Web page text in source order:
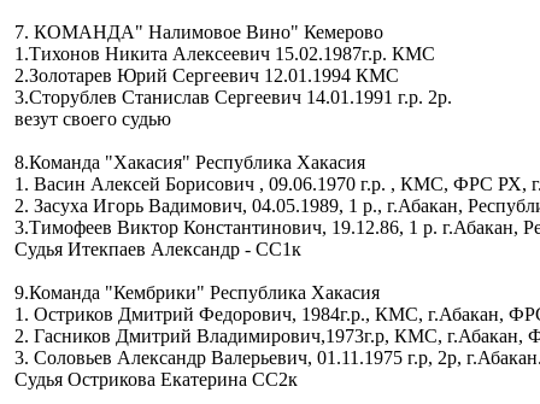
7. КОМАНДА" Налимовое Вино" Кемерово
1.Тихонов Никита Алексеевич 15.02.1987г.р. КМС
2.Золотарев Юрий Сергеевич 12.01.1994 КМС
3.Сторублев Станислав Сергеевич 14.01.1991 г.р. 2р.
везут своего судью
8.Команда "Хакасия" Республика Хакасия
1. Васин Алексей Борисович , 09.06.1970 г.р. , КМС, ФРС РХ,
2. Засуха Игорь Вадимович, 04.05.1989, 1 р., г.Абакан,
3.Тимофеев Виктор Константинович, 19.12.86, 1 р. г.Абакан,
Судья Итекпаев Александр - CC1к
9.Команда "Кембрики" Республика Хакасия
1. Остриков Дмитрий Федорович, 1984г.р., КМС, г.Абакан,
2. Гасников Дмитрий Владимирович,1973г.р, КМС, г.Абакан,
3. Соловьев Александр Валерьевич, 01.11.1975 г.р, 2р,
Судья Острикова Екатерина СС2к